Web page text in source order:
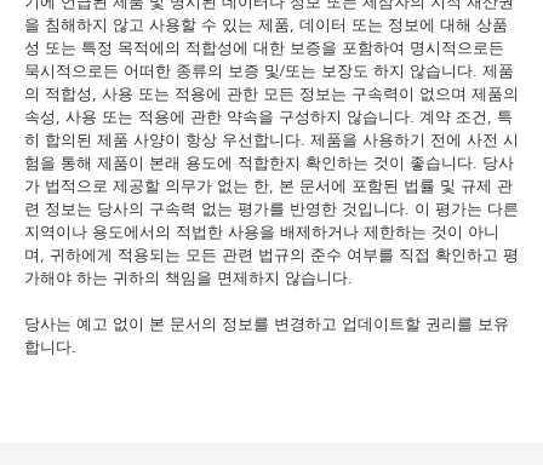
을 침해하지 않고 사용할 수 있는 제품, 데이터 또는 정보에 대해 상품
성 또는 특정 목적에의 적합성에 대한 보증을 포함하여 명시적으로든
묵시적으로든 어떠한 종류의 보증 및/또는 보장도 하지 않습니다. 제품
의 적합성, 사용 또는 적용에 관한 모든 정보는 구속력이 없으며 제품의
속성, 사용 또는 적용에 관한 약속을 구성하지 않습니다. 계약 조건, 특
히 합의된 제품 사양이 항상 우선합니다. 제품을 사용하기 전에 사전 시
험을 통해 제품이 본래 용도에 적합한지 확인하는 것이 좋습니다. 당사
가 법적으로 제공할 의무가 없는 한, 본 문서에 포함된 법률 및 규제 관
련 정보는 당사의 구속력 없는 평가를 반영한 것입니다. 이 평가는 다른
지역이나 용도에서의 적법한 사용을 배제하거나 제한하는 것이 아니
며, 귀하에게 적용되는 모든 관련 법규의 준수 여부를 직접 확인하고 평
가해야 하는 귀하의 책임을 면제하지 않습니다.
당사는 예고 없이 본 문서의 정보를 변경하고 업데이트할 권리를 보유
합니다.